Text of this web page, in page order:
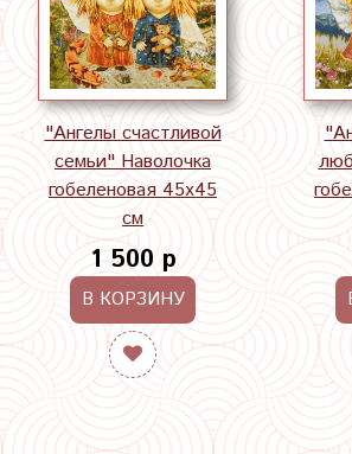
"Ангелы счастливой
семьи" Наволочка
гобеленовая 45х45
см
1 500 р
В КОРЗИНУ